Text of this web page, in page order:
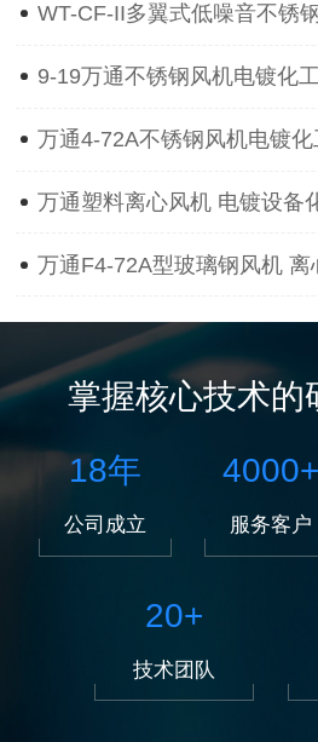
WT-CF-II多翼式低噪音不锈钢电镀化工
9-19万通不锈钢风机电镀化工抽风用
万通4-72A不锈钢风机电镀化工抽风用
万通塑料离心风机 电镀设备化工实验
万通F4-72A型玻璃钢风机 离心风
掌握核心技术的
18年
公司成立
4000+
服务客户
20+
技术团队